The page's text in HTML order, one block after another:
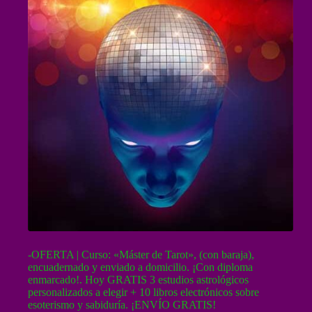
-OFERTA | Curso: «Máster de Tarot», (con baraja),
encuadernado y enviado a domicilio. ¡Con diploma
enmarcado!. Hoy GRATIS 3 estudios astrológicos
personalizados a elegir + 10 libros electrónicos sobre
esoterismo y sabiduría. ¡ENVÍO GRATIS!